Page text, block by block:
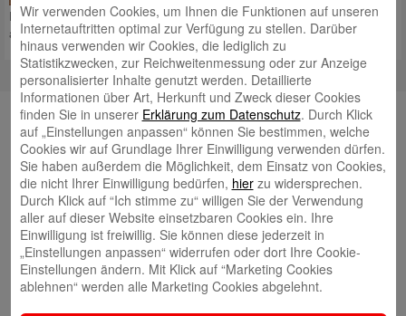
Enttäuschungen, Bestseller, den literarischen Betrieb und was ihnen so
allesMehr lesen
Suche
Neueste Beiträge
Radlkonvoi des FFH feiert Einweihung des neuen
Campus Nord 5. August 2026
Willkommen bei Kinder im Mittelpunkt e.V. 24. Juli 2026
Wir verwenden Cookies, um Ihnen die Funktionen auf unseren
Internetauftritten optimal zur Verfügung zu stellen. Darüber
hinaus verwenden wir Cookies, die lediglich zu
Statistikzwecken, zur Reichweitenmessung oder zur Anzeige
personalisierter Inhalte genutzt werden. Detaillierte
Informationen über Art, Herkunft und Zweck dieser Cookies
finden Sie in unserer Erklärung zum Datenschutz. Durch Klick
auf „Einstellungen anpassen“ können Sie bestimmen, welche
Cookies wir auf Grundlage Ihrer Einwilligung verwenden dürfen.
Sie haben außerdem die Möglichkeit, dem Einsatz von Cookies,
die nicht Ihrer Einwilligung bedürfen, hierzu widersprechen.
Durch Klick auf “Ich stimme zu“ willigen Sie der Verwendung
aller auf dieser Website einsetzbaren Cookies ein. Ihre
Einwilligung ist freiwillig. Sie können diese jederzeit in
„Einstellungen anpassen“ widerrufen oder dort Ihre Cookie-
Einstellungen ändern. Mit Klick auf “Marketing Cookies
ablehnen“ werden alle Marketing Cookies abgelehnt.